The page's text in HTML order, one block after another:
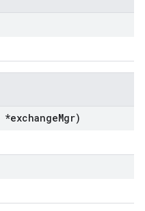
*exchangeMgr)